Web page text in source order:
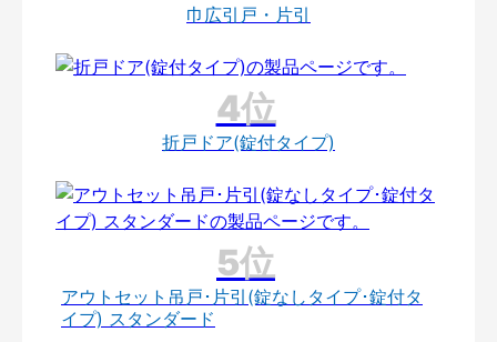
巾広引戸・片引
折戸ドア(錠付タイプ)
アウトセット吊戸･片引(錠なしタイプ･錠付タ
イプ) スタンダード